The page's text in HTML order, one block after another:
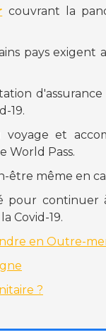
couvrant la
pays
19.
voyage et
World Pass.
être même en
continuer
Covid-19.
en Outre-
?